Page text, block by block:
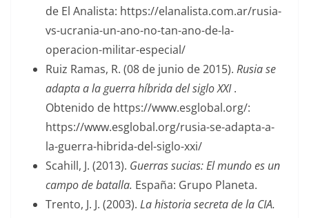
de El Analista: https://elanalista.com.ar/rusia-
vs-ucrania-un-ano-no-tan-ano-de-la-
operacion-militar-especial/
Ruiz Ramas, R. (08 de junio de 2015). Rusia se
adapta a la guerra híbrida del siglo XXI.
Obtenido de https://www.esglobal.org/:
https://www.esglobal.org/rusia-se-adapta-a-
la-guerra-hibrida-del-siglo-xxi/
Scahill, J. (2013). Guerras sucias: El mundo es un
campo de batalla. España: Grupo Planeta.
Trento, J. J. (2003). La historia secreta de la CIA.